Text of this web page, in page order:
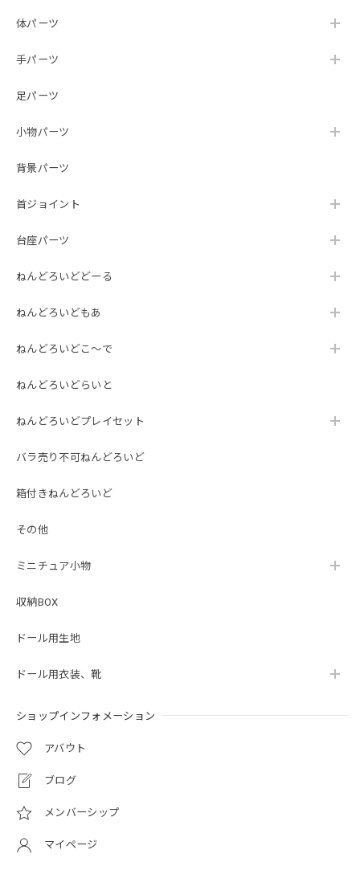
体パーツ
手パーツ
足パーツ
小物パーツ
背景パーツ
首ジョイント
台座パーツ
ねんどろいどどーる
ねんどろいどもあ
ねんどろいどこ～で
ねんどろいどらいと
ねんどろいどプレイセット
バラ売り不可ねんどろいど
箱付きねんどろいど
その他
ミニチュア小物
収納BOX
ドール用生地
ドール用衣装、靴
ショップインフォメーション
アバウト
ブログ
メンバーシップ
マイページ